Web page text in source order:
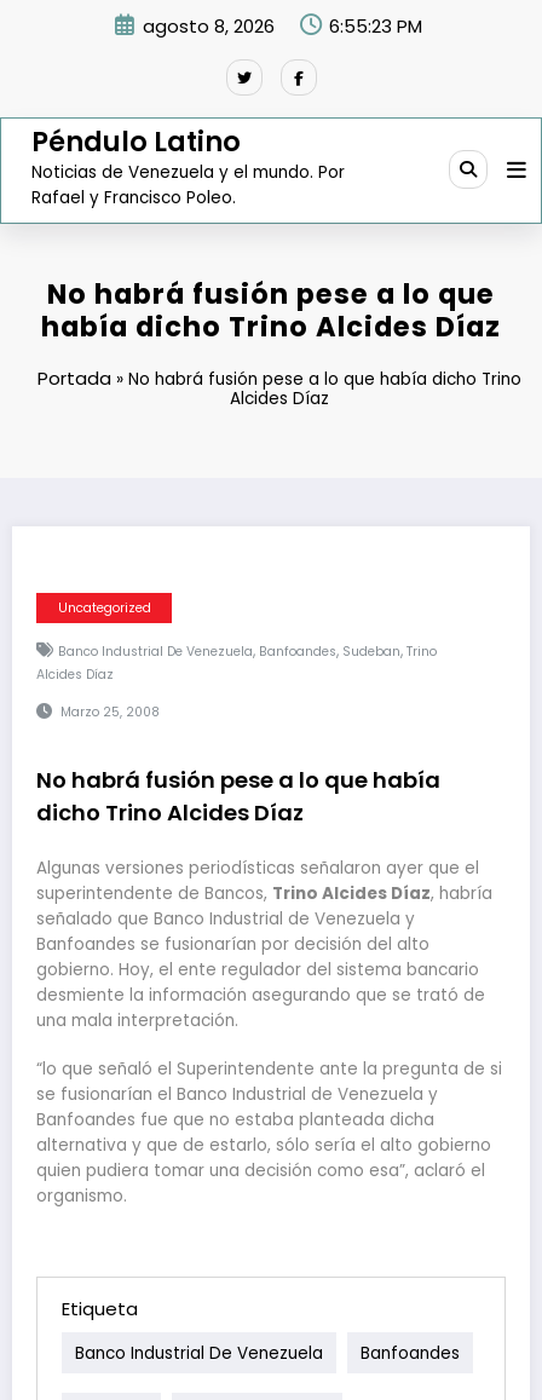
agosto 8, 2026 6:55:24 PM
Péndulo Latino
Noticias de Venezuela y el mundo. Por
Rafael y Francisco Poleo.
No habrá fusión pese a lo que
había dicho Trino Alcides Díaz
Portada» No habrá fusión pese a lo que había dicho Trino
Alcides Díaz
Uncategorized
Banco Industrial De Venezuela, Banfoandes, Sudeban, Trino
Alcides Díaz
Marzo 25, 2008
No habrá fusión pese a lo que había
dicho Trino Alcides Díaz
Algunas versiones periodísticas señalaron ayer que el
superintendente de Bancos, Trino Alcides Díaz, habría
señalado que Banco Industrial de Venezuela y
Banfoandes se fusionarían por decisión del alto
gobierno. Hoy, el ente regulador del sistema bancario
desmiente la información asegurando que se trató de
una mala interpretación.
“lo que señaló el Superintendente ante la pregunta de si
se fusionarían el Banco Industrial de Venezuela y
Banfoandes fue que no estaba planteada dicha
alternativa y que de estarlo, sólo sería el alto gobierno
quien pudiera tomar una decisión como esa”, aclaró el
organismo.
Etiqueta
Banco Industrial De Venezuela Banfoandes